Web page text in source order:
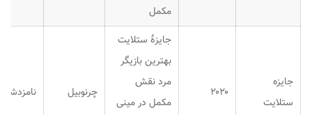
مکمل
جایزه
ستلایت
۲۰۲۰
جایزهٔ ستلایت
بهترین بازیگر
مرد نقش
مکمل در مینی
چرنوبیل نامزدشده